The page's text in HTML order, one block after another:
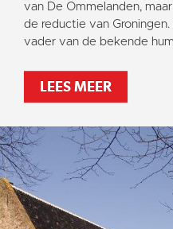
Algemeen
Historie
Activiteiten
Contact
Vaktaal
van De Ommelanden,
de reductie van
vader van de bekende
LEES MEER